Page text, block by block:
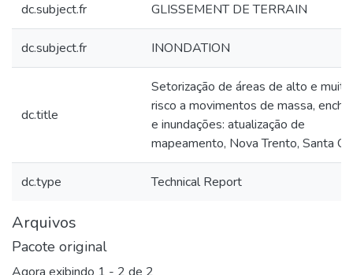
dc.subject.fr GLISSEMENT DE TERRAIN
dc.subject.fr INONDATION
dc.title
Setorização de áreas de alto e
risco a movimentos de massa,
e inundações: atualização de
mapeamento, Nova Trento, Santa
dc.type Technical Report
Arquivos
Pacote original